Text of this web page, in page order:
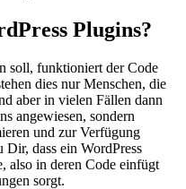
Plugins?
soll, funktioniert der Code
dies nur Menschen, die
aber in vielen Fällen dann
angewiesen, sondern
und zur Verfügung
dass ein WordPress
also in deren Code einfügt
sorgt.